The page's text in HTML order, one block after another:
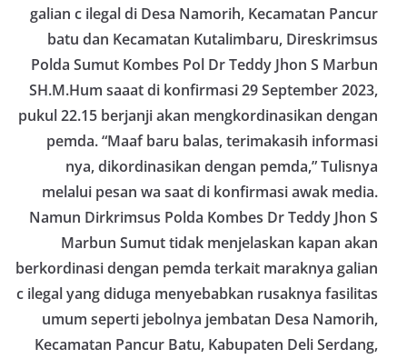
galian c ilegal di Desa Namorih, Kecamatan Pancur
batu dan Kecamatan Kutalimbaru, Direskrimsus
Polda Sumut Kombes Pol Dr Teddy Jhon S Marbun
SH.M.Hum saaat di konfirmasi 29 September 2023,
pukul 22.15 berjanji akan mengkordinasikan dengan
pemda. “Maaf baru balas, terimakasih informasi
nya, dikordinasikan dengan pemda,” Tulisnya
melalui pesan wa saat di konfirmasi awak media.
Namun Dirkrimsus Polda Kombes Dr Teddy Jhon S
Marbun Sumut tidak menjelaskan kapan akan
berkordinasi dengan pemda terkait maraknya galian
c ilegal yang diduga menyebabkan rusaknya fasilitas
umum seperti jebolnya jembatan Desa Namorih,
Kecamatan Pancur Batu, Kabupaten Deli Serdang,